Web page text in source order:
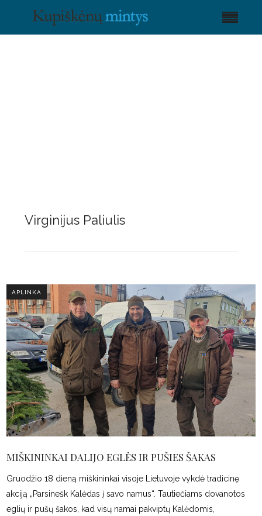
Virginijus Paliulis
APLINKA
MIŠKININKAI DALIJO EGLĖS IR PUŠIES ŠAKAS
Gruodžio 18 dieną miškininkai visoje Lietuvoje vykdė tradicinę
akciją „Parsinešk Kalėdas į savo namus“. Tautiečiams dovanotos
eglių ir pušų šakos, kad visų namai pakviptų Kalėdomis,